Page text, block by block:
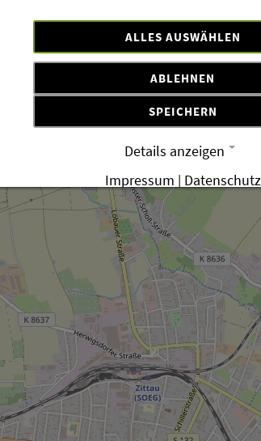
ALLES AUSWÄHLEN
ABLEHNEN
SPEICHERN
Details anzeigen
Impressum | Datenschutz